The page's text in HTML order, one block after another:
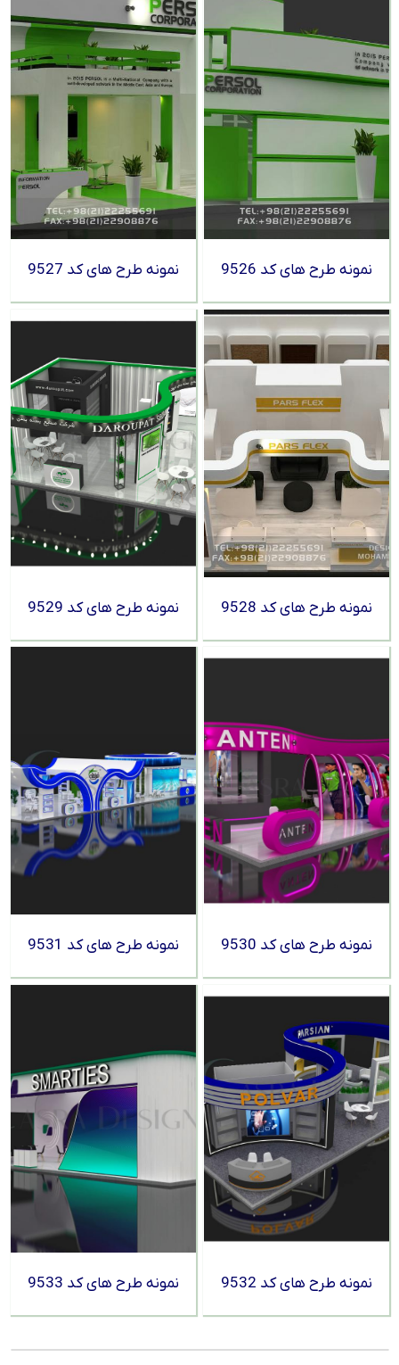
نمونه طرح های کد 9526 نمونه طرح های کد 9527
نمونه طرح های کد 9528 نمونه طرح های کد 9529
نمونه طرح های کد 9530 نمونه طرح های کد 9531
نمونه طرح های کد 9532 نمونه طرح های کد 9533